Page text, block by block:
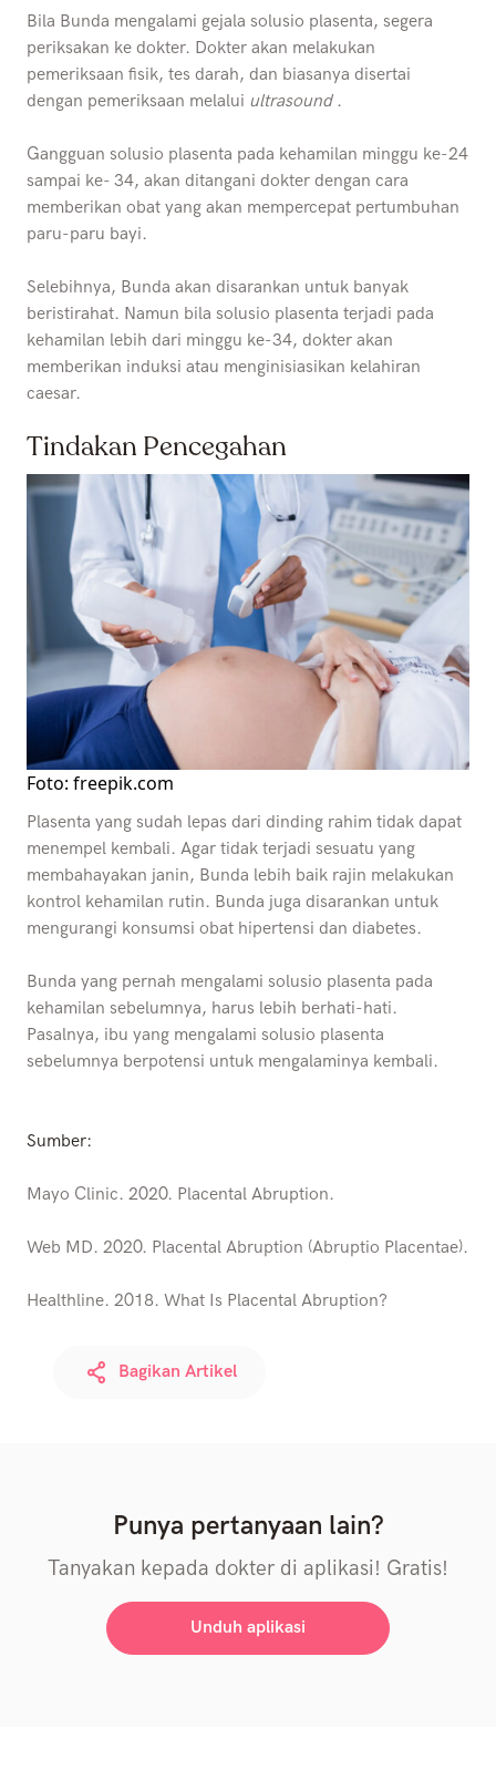
Bila Bunda mengalami gejala solusio plasenta, segera
periksakan ke dokter. Dokter akan melakukan
pemeriksaan fisik, tes darah, dan biasanya disertai
dengan pemeriksaan melalui ultrasound .
Gangguan solusio plasenta pada kehamilan minggu ke-24
sampai ke- 34, akan ditangani dokter dengan cara
memberikan obat yang akan mempercepat pertumbuhan
paru-paru bayi.
Selebihnya, Bunda akan disarankan untuk banyak
beristirahat. Namun bila solusio plasenta terjadi pada
kehamilan lebih dari minggu ke-34, dokter akan
memberikan induksi atau menginisiasikan kelahiran
caesar.
Tindakan Pencegahan
Foto: freepik.com
Plasenta yang sudah lepas dari dinding rahim tidak dapat
menempel kembali. Agar tidak terjadi sesuatu yang
membahayakan janin, Bunda lebih baik rajin melakukan
kontrol kehamilan rutin. Bunda juga disarankan untuk
mengurangi konsumsi obat hipertensi dan diabetes.
Bunda yang pernah mengalami solusio plasenta pada
kehamilan sebelumnya, harus lebih berhati-hati.
Pasalnya, ibu yang mengalami solusio plasenta
sebelumnya berpotensi untuk mengalaminya kembali.
Sumber:
Mayo Clinic. 2020. Placental Abruption.
Web MD. 2020. Placental Abruption (Abruptio Placentae).
Healthline. 2018. What Is Placental Abruption?
Bagikan Artikel
Punya pertanyaan lain?
Tanyakan kepada dokter di aplikasi! Gratis!
Unduh aplikasi